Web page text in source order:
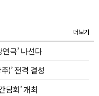
더보기
극’ 나선다
)’ 전격 결성
담회’ 개최